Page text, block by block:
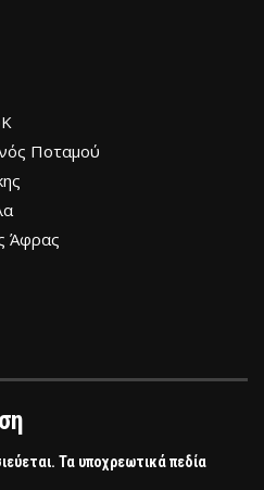
Ποταμού
Άφρας
Τα υποχρεωτικά πεδία